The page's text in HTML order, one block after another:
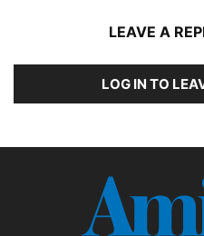
LEAVE A
LOG IN TO